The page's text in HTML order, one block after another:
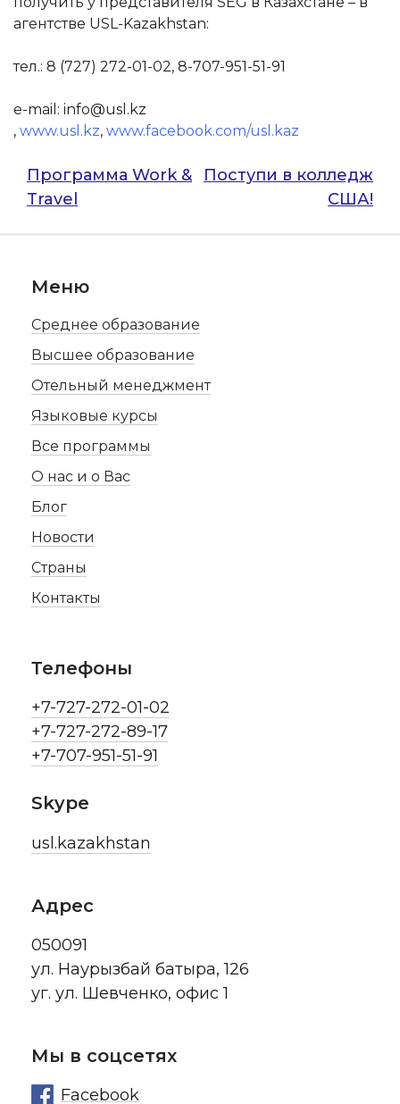
агентстве USL-Kazakhstan:
тел.: 8 (727) 272-01-02, 8-707-951-51-91
e-mail: info@usl.kz
, www.usl.kz, www.facebook.com/usl.kaz
Навигация
по
Программа Work &
Travel
Поступи в колледж
США!
Мы в соцсетях
Facebook
Адрес
050091
ул. Наурызбай батыра, 126
уг. ул. Шевченко, офис 1
Телефоны
+7-727-272-01-02
+7-727-272-89-17
+7-707-951-51-91
Skype
usl.kazakhstan
Меню
Среднее образование
Высшее образование
Отельный менеджмент
Языковые курсы
Все программы
О нас и о Вас
Блог
Новости
Страны
Контакты